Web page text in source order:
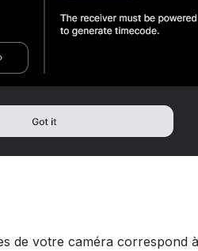
de votre caméra correspond